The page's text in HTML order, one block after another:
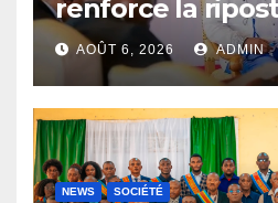
renforce la
contre
AOÛT 6, 2026 ADMIN
NEWS SOCIÉTÉ